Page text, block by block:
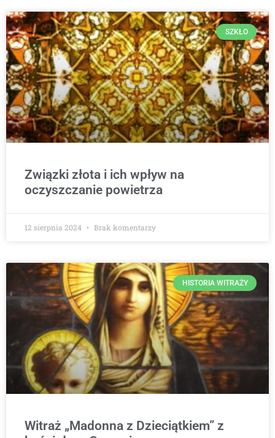
SZKŁO
Związki złota i ich wpływ na
oczyszczanie powietrza
12 sierpnia 2024 Brak komentarzy
HISTORIA WITRAŻY
Witraż „Madonna z Dzieciątkiem” z